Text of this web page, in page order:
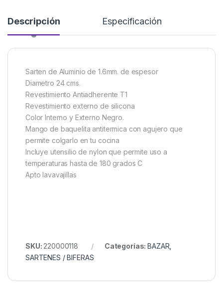
Descripción Especificación
Sarten de Aluminio de 1.6mm. de espesor
Diametro 24 cms.
Revestimiento Antiadherente T1
Revestimiento externo de silicona
Color Interno y Externo Negro.
Mango de baquelita antitermica con agujero que
permite colgarlo en tu cocina
Incluye utensilio de nylon que permite uso a
temperaturas hasta de 180 grados C
Apto lavavajillas
SKU: 220000118 Categorías:BAZAR
SARTENES / BIFERAS